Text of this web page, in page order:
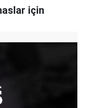
için